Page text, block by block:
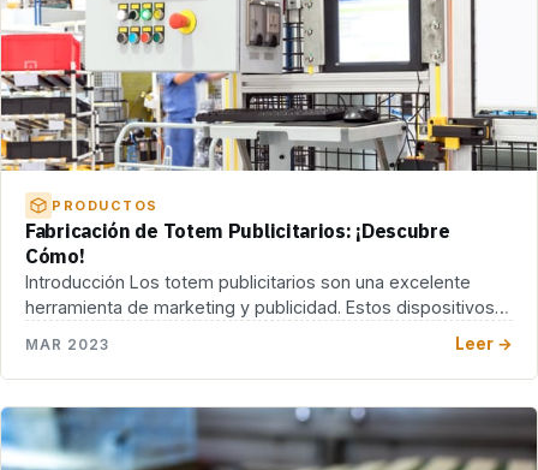
PRODUCTOS
Fabricación de Totem Publicitarios: ¡Descubre
Cómo!
Introducción Los totem publicitarios son una excelente
herramienta de marketing y publicidad. Estos dispositivos
MAR 2023 Leer →